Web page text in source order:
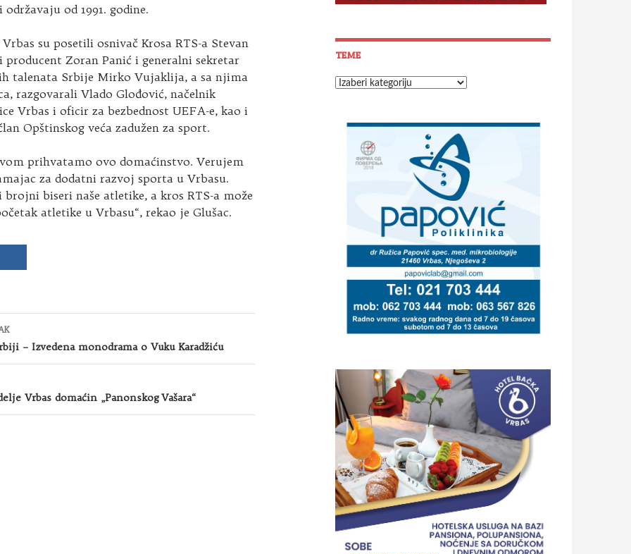
od 1991. godine.
su posetili osnivač Krosa RTS-a Stevan
producent Zoran Panić i generalni sekretar
talenata Srbije Mirko Vujaklija, a sa njima
razgovarali Vlado Glođović, načelnik
Vrbas i oficir za bezbednost UEFA-e, kao i
Opštinskog veća zadužen za sport.
prihvatamo ovo domaćinstvo. Verujem
za dodatni razvoj sporta u Vrbasu.
brojni biseri naše atletike, a kros RTS-a može
atletike u Vrbasu“, rekao je Glušac.
– Izvedena monodrama o Vuku Karadžiću
Vrbas domaćin „Panonskog Vašara“
TEME
Teme